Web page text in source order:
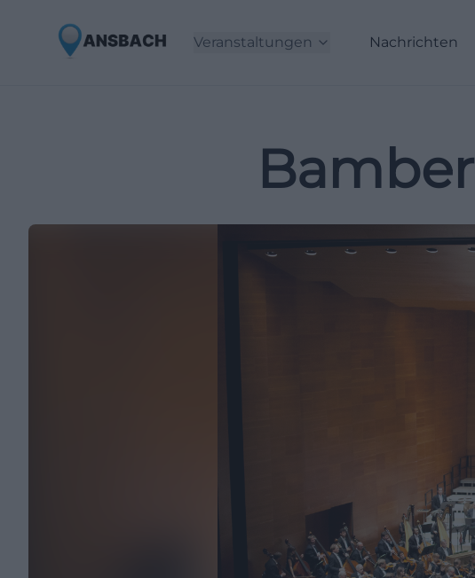
Veranstaltungen Nachrichten